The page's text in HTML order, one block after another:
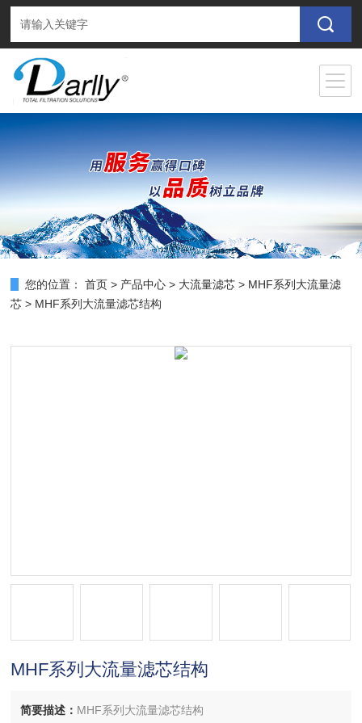
您的位置： 首页 > 产品中心 > 大流量滤芯 > MHF系列大流量滤
芯 > MHF系列大流量滤芯结构
MHF系列大流量滤芯结构
简要描述： MHF系列大流量滤芯结构